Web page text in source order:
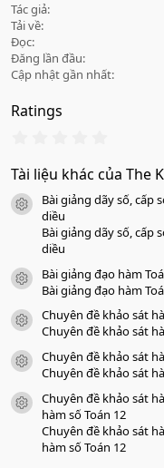
Tác giả
Tải về
Đọc
Đăng lần đầu
Cập nhật gần nhất
Ratings
0
0
a
Tài liệu khác của The
icon tài liệu
Bài giảng dãy số, cấp
diều
Bài giảng dãy số, cấp
diều
icon tài liệu
Bài giảng đạo hàm
Bài giảng đạo hàm
icon tài liệu
Chuyên đề khảo sát
Chuyên đề khảo sát
icon tài liệu
Chuyên đề khảo sát
Chuyên đề khảo sát
icon tài liệu
Chuyên đề khảo sát
hàm số Toán 12
Chuyên đề khảo sát
hàm số Toán 12